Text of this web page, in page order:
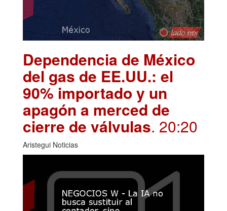
Dependencia de México
del gas de EE.UU.: el
90% importado y un
apagón a merced de
cierre de válvulas. 20:20
Aristegui Noticias